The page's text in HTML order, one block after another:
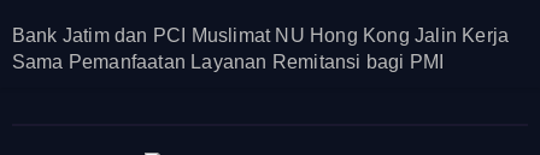
Bank Jatim dan PCI Muslimat NU Hong Kong Jalin Kerja
Sama Pemanfaatan Layanan Remitansi bagi PMI